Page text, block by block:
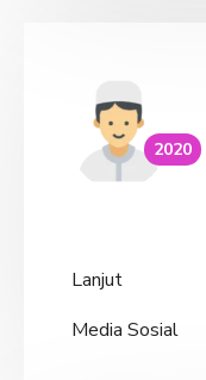
2020
Lanjut
Media Sosial